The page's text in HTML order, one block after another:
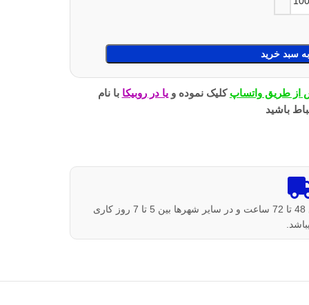
سبد خرید
از طریق واتساپ کلیک نموده ویا در روبیکا با نام
باشید
زمان تحویل بسته ها در استان آذربایجان شرقی بین 48 تا 72 ساعت و در سایر شهرها بین 5 تا 7 روز کاری